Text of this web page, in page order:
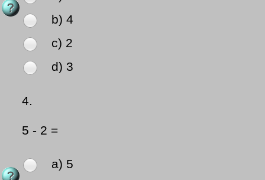
b) 4
c) 2
d) 3
4.
5 - 2 =
a) 5